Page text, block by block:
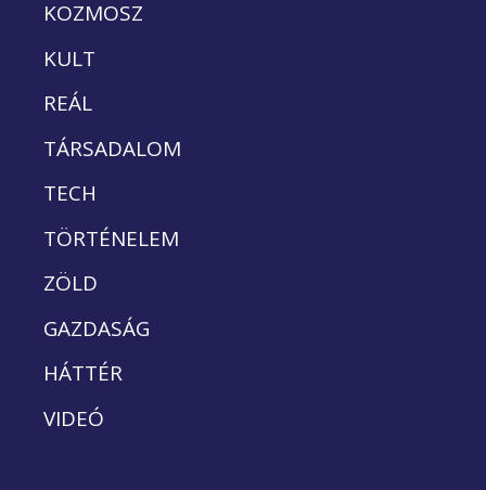
KOZMOSZ
KULT
REÁL
TÁRSADALOM
TECH
TÖRTÉNELEM
ZÖLD
GAZDASÁG
HÁTTÉR
VIDEÓ